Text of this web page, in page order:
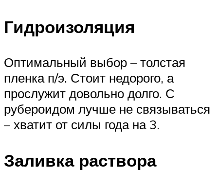
Гидроизоляция
Оптимальный выбор – толстая
пленка п/э. Стоит недорого, а
прослужит довольно долго. С
рубероидом лучше не связываться
– хватит от силы года на 3.
Заливка раствора